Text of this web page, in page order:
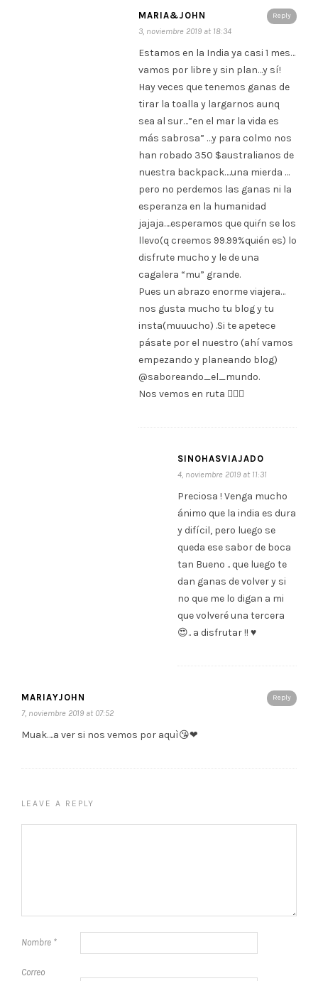
Reply
MARIA&JOHN
3, noviembre 2019 at 18:34
Estamos en la India ya casi 1 mes…
vamos por libre y sin plan…y sí!
Hay veces que tenemos ganas de
tirar la toalla y largarnos aunq
sea al sur…”en el mar la vida es
más sabrosa” …y para colmo nos
han robado 350 $australianos de
nuestra backpack….una mierda …
pero no perdemos las ganas ni la
esperanza en la humanidad
jajaja….esperamos que quiŕn se los
llevo(q creemos 99.99%quién es) lo
disfrute mucho y le de una
cagalera “mu” grande.
Pues un abrazo enorme viajera…
nos gusta mucho tu blog y tu
insta(muuucho) .Si te apetece
pásate por el nuestro (ahí vamos
empezando y planeando blog)
@saboreando_el_mundo.
Nos vemos en ruta ✌🏽💜
SINOHASVIAJADO
4, noviembre 2019 at 11:31
Preciosa ! Venga mucho
ánimo que la india es dura
y difícil, pero luego se
queda ese sabor de boca
tan Bueno .. que luego te
dan ganas de volver y si
no que me lo digan a mi
que volveré una tercera
😍.. a disfrutar !! ♥️
Reply
MARIAYJOHN
7, noviembre 2019 at 07:52
Muak….a ver si nos vemos por aquì😘❤
LEAVE A REPLY
Nombre *
Correo